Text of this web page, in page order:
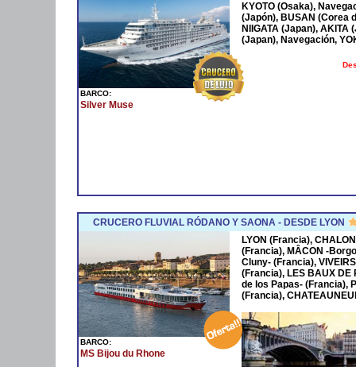
BARCO:
Silver Muse
KYOTO (Osaka),
(Japón), BUSAN (Corea
NIIGATA (Japan), AKITA
(Japan), Navegación,
CRUCERO FLUVIAL RÓDANO Y SAONA - DESDE LYON
BARCO:
MS Bijou du Rhone
LYON (Francia),
(Francia), MÂCON -
Cluny- (Francia),
(Francia), LES BAUX DE
de los Papas- (Francia),
(Francia),